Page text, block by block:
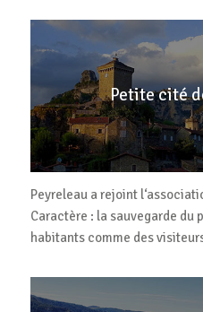
Petite cité
Peyreleau a rejoint
Caractère : la sauvegarde du
habitants comme des